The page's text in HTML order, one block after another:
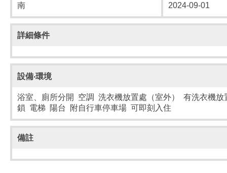
南 2024-09-01
詳細條件
設備‧環境
浴室、廁所分開 空調 洗衣機放置處（室外） 有洗衣機
鎖 電梯 陽台 附自行車停車場 可即刻入住
備註